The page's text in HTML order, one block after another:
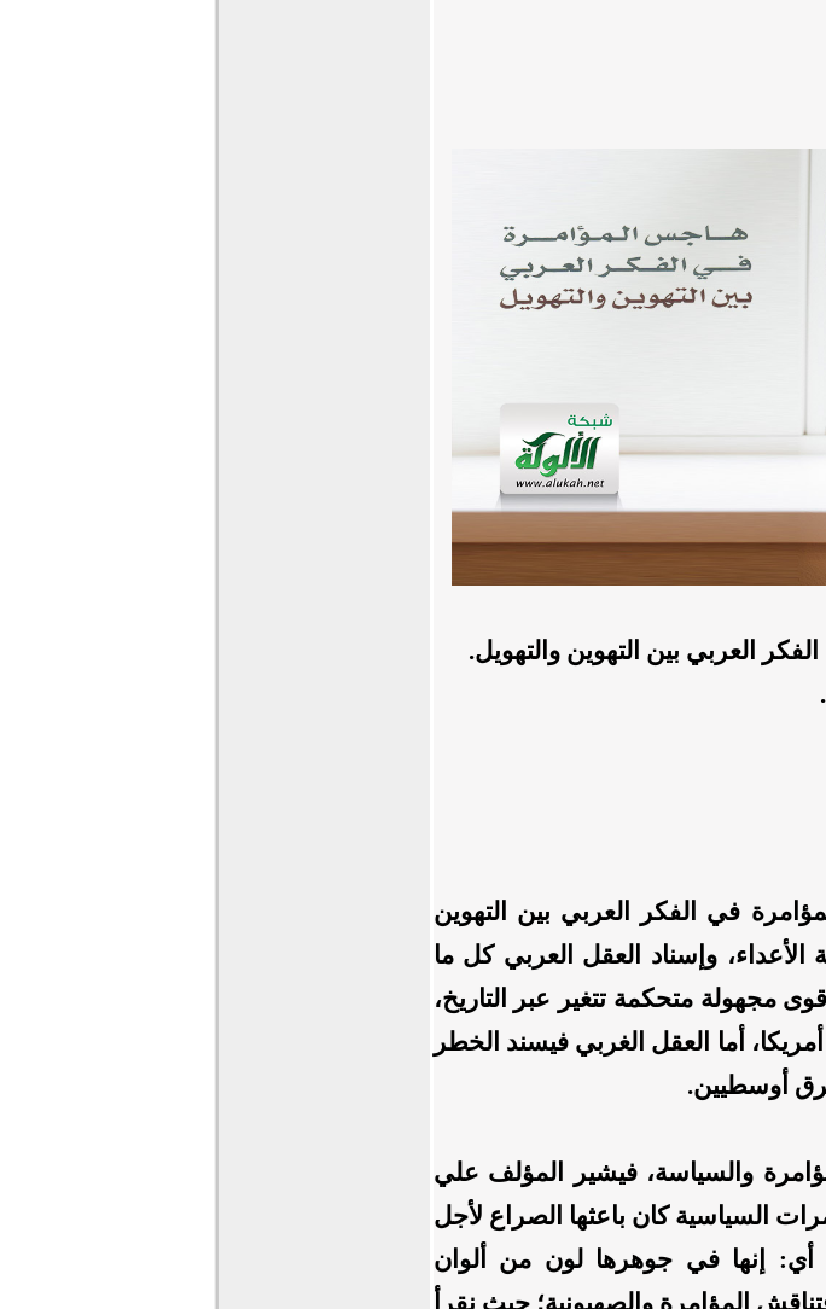
العربي بين التهوين والتهويل.
في الفكر العربي بين التهوين
وإسناد العقل العربي كل ما
مجهولة متحكمة تتغير عبر التاريخ،
أمريكا، أما العقل الغربي فيسند الخطر
أوسطيين.
والسياسة، فيشير المؤلف علي
السياسية كان باعثها الصراع لأجل
أي: إنها في جوهرها لون من ألوان